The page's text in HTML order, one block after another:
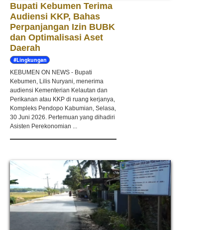
Bupati Kebumen Terima
Audiensi KKP, Bahas
Perpanjangan Izin BUBK
dan Optimalisasi Aset
Daerah
#Lingkungan
KEBUMEN ON NEWS - Bupati
Kebumen, Lilis Nuryani, menerima
audiensi Kementerian Kelautan dan
Perikanan atau KKP di ruang kerjanya,
Kompleks Pendopo Kabumian, Selasa,
30 Juni 2026. Pertemuan yang dihadiri
Asisten Perekonomian ...